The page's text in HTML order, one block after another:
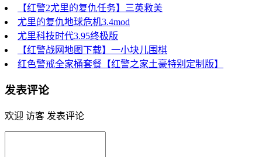
【红警2尤里的复仇任务】三英救美
尤里的复仇地球危机3.4mod
尤里科技时代3.95终极版
【红警战网地图下载】一小块儿围棋
红色警戒全家桶套餐【红警之家土豪特别定制版】
发表评论
欢迎 访客 发表评论